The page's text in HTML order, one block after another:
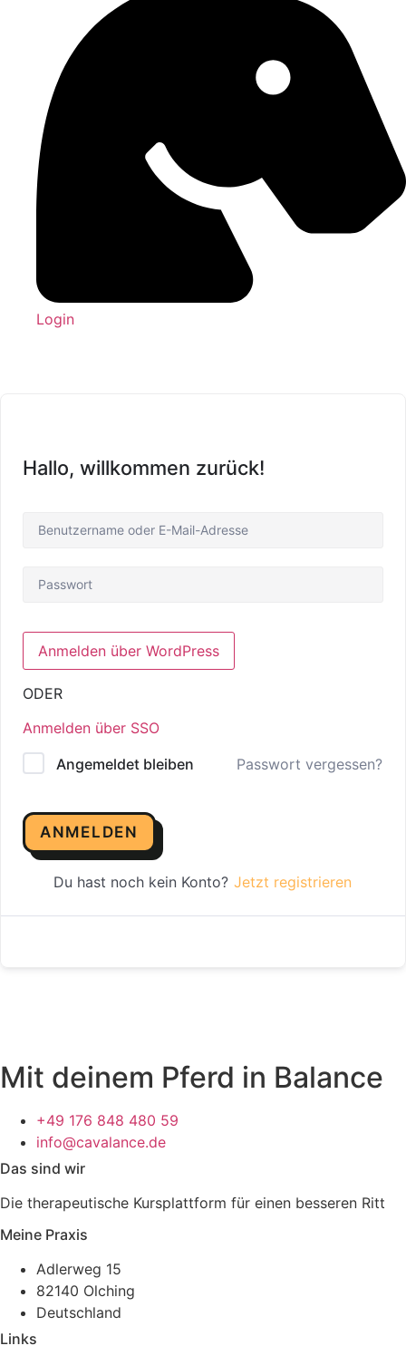
Login
Hallo, willkommen zurück!
ODER
Anmelden über SSO
Angemeldet bleiben
Passwort vergessen?
ANMELDEN
Du hast noch kein Konto? Jetzt registrieren
Mit deinem Pferd in Balance
+49 176 848 480 59
info@cavalance.de
Das sind wir
Die therapeutische Kursplattform für einen besseren Ritt
Meine Praxis
Adlerweg 15
82140 Olching
Deutschland
Links